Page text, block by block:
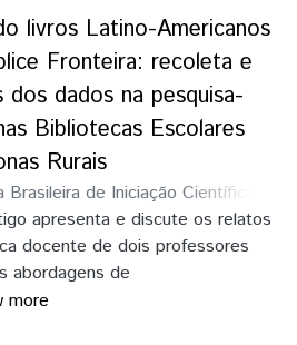
livros Latino-Americanos
Fronteira: recoleta e
dos dados na pesquisa-
Bibliotecas Escolares
Rurais
Brasileira de Iniciação Científica
Tatiana Vega;Cortez,
apresenta e discute os relatos
docente de dois professores
abordagens de
na Escola San Agustín em
more